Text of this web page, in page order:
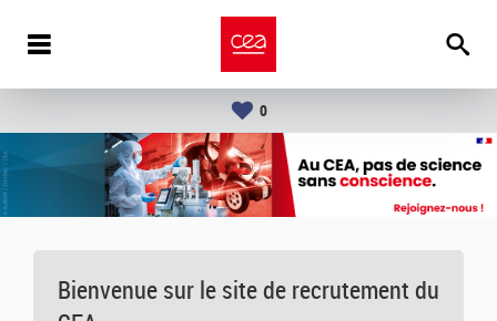
0
Bienvenue sur le site de recrutement du